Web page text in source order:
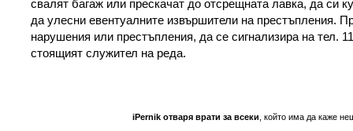
свалят багаж или прескачат до отсрещната лавка, да си
да улесни евентуалните извършители на престъпления.
нарушения или престъпления, да се сигнализира на тел.
стоящият служител на реда.
iPernik отваря врати за всеки , който има да каже